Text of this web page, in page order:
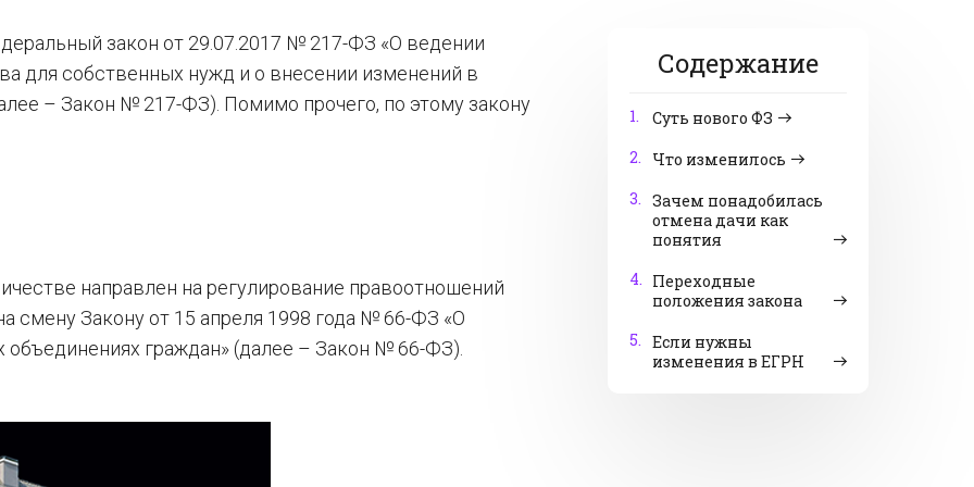
Содержание
1.
Суть нового ФЗ
2.
Что изменилось
3. Зачем понадобилась
отмена дачи как
понятия
4. Переходные
положения закона
5. Если нужны
изменения в ЕГРН
закон от 29.07.2017 № 217-ФЗ «О ведении
для собственных нужд и о внесении изменений в
– Закон № 217-ФЗ). Помимо прочего, по этому закону
направлен на регулирование правоотношений
смену Закону от 15 апреля 1998 года № 66-ФЗ «О
граждан» (далее – Закон № 66-ФЗ).